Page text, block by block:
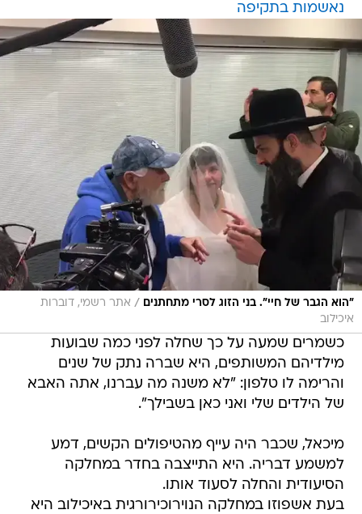
נאשמות בתקיפה
"הוא הגבר של חיי". בני הזוג לסרי מתחתנים / אתר רשמי, דוברות
איכילוב
כשמרים שמעה על כך שחלה לפני כמה שבועות
מילדיהם המשותפים, היא שברה נתק של שנים
והרימה לו טלפון: "לא משנה מה עברנו, אתה האבא
של הילדים שלי ואני כאן בשבילך".
מיכאל, שכבר היה עייף מהטיפולים הקשים, דמע
למשמע דבריה. היא התייצבה בחדר במחלקה
הסיעודית והחלה לסעוד אותו.
בעת אשפוזו במחלקה הנוירוכירורגית באיכילוב היא